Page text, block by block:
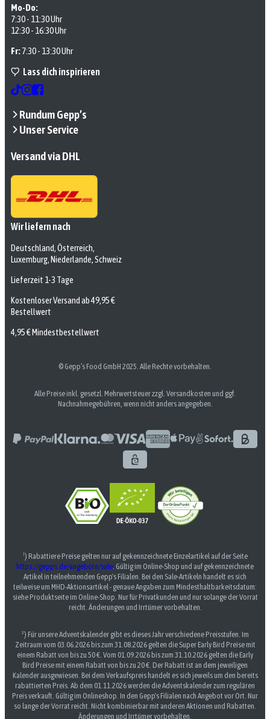
Mo-Do:
7:30 - 11:30 Uhr
12:30 - 16:30 Uhr
Fr:7:30 - 13:30 Uhr
Lass dich inspirieren
Rundum Gepp’s
Unser Service
Versand via DHL
Wir liefern nach
Deutschland, Österreich,
Luxemburg, Niederlande, Schweiz
Lieferzeit 1-3 Tage
Kostenloser Versand ab 49,95 €
Bestellwert
4,95 € Mindestbestellwert
© Gepp’s Food GmbH 2025. Alle Rechte vorbehalten.
Alle Preise inkl. gesetzl. Mehrwertsteuer zzgl. Versandkosten und ggf.
Nachnahmegebühren, wenn nicht anders angegeben.
¹) Rabattiere Preise gelten nur auf gekennzeichnete Einzelartikel auf der Seite
https://gepps.de/angebote/sale. Gültig im Online-Shop und auf gekennzeichnete
Artikel in teilnehmenden Gepp's Filialen. Bei den Sale-Artikeln handelt es sich
teilweise um MHD-Aktionsartikel - genaue Angaben zum Mindesthaltbarkeitsdatum:
siehe Produktseite im Online-Shop. Nur für Privatkunden und nur solange der Vorrat
reicht. Änderungen und Irrtümer vorbehalten.
³) Für unsere Adventskalender gibt es dieses Jahr verschiedene Preisstufen. Im
Zeitraum vom 03.06.2026 bis zum 31.08.2026 gelten die Super Early Bird Preise mit
einem Rabatt von bis zu 50 €. Vom 01.09.2026 bis zum 31.10.2026 gelten die Early
Bird Preise mit einem Rabatt von bis zu 20 €. Der Rabatt ist an dem jeweiligen
Kalender ausgewiesen. Bei dem Verkaufspreis handelt es sich jeweils um den bereits
rabattierten Preis. Ab dem 01.11.2026 werden die Adventskalender zum regulären
Preis verkauft. Gültig im Onlineshop. In den Gepp's Filialen nach Angebot vor Ort. Nur
so lange der Vorrat reicht. Nicht kombinierbar mit anderen Aktionen und Rabatten.
Änderungen und Irrtümer vorbehalten.